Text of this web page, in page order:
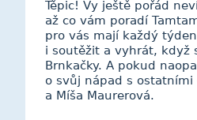
Těpic! Vy ještě pořád
až co vám poradí
pro vás mají každý
i soutěžit a vyhrát, když
Brnkačky. A pokud
o svůj nápad s ostatními
a Míša Maurerová.